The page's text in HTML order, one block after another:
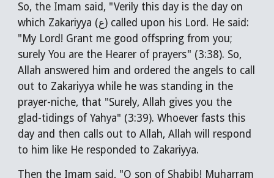
So, the Imam said, "Verily this day is the day on
which Zakariyya (ع) called upon his Lord. He said:
"My Lord! Grant me good offspring from you;
surely You are the Hearer of prayers" (3:38). So,
Allah answered him and ordered the angels to call
out to Zakariyya while he was standing in the
prayer-niche, that "Surely, Allah gives you the
glad-tidings of Yahya" (3:39). Whoever fasts this
day and then calls out to Allah, Allah will respond
to him like He responded to Zakariyya.
Then the Imam said, "O son of Shabib! Muharram